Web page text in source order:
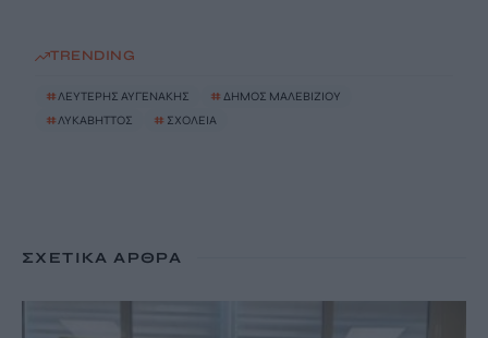
TRENDING
#ΛΕΥΤΕΡΗΣ ΑΥΓΕΝΑΚΗΣ # ΔΗΜΟΣ ΜΑΛΕΒΙΖΙΟΥ
# ΛΥΚΑΒΗΤΤΟΣ # ΣΧΟΛΕΙΑ
ΣΧΕΤΙΚΆ ΆΡΘΡΑ